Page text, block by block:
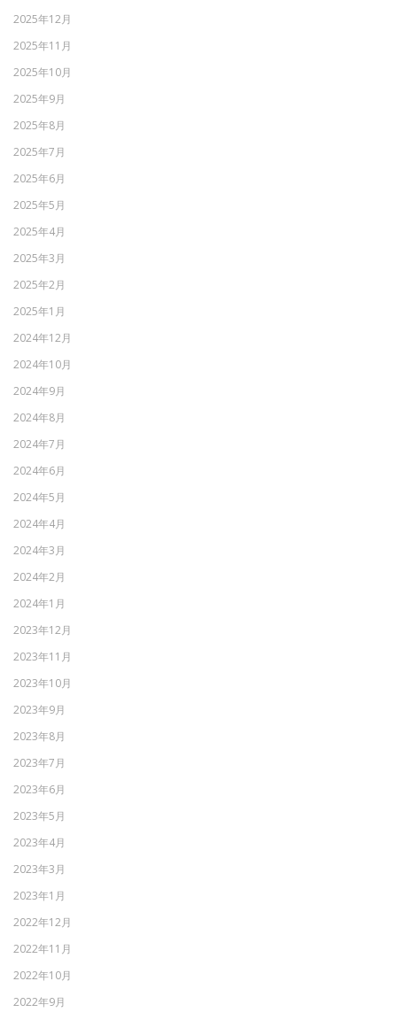
2025年12月
2025年11月
2025年10月
2025年9月
2025年8月
2025年7月
2025年6月
2025年5月
2025年4月
2025年3月
2025年2月
2025年1月
2024年12月
2024年10月
2024年9月
2024年8月
2024年7月
2024年6月
2024年5月
2024年4月
2024年3月
2024年2月
2024年1月
2023年12月
2023年11月
2023年10月
2023年9月
2023年8月
2023年7月
2023年6月
2023年5月
2023年4月
2023年3月
2023年1月
2022年12月
2022年11月
2022年10月
2022年9月